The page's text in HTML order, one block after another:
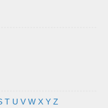
T U V W X Y Z